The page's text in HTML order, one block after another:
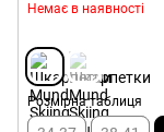
Немає в наявності
Розмірна таблиця